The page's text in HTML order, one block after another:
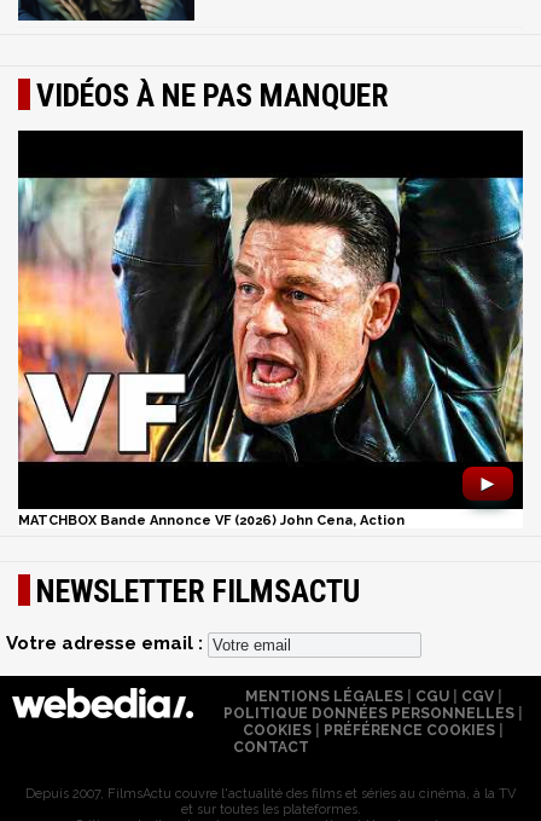
VIDÉOS À NE PAS MANQUER
►
MATCHBOX Bande Annonce VF (2026) John Cena, Action
NEWSLETTER FILMSACTU
Votre adresse email :
MENTIONS LÉGALES| CGU| CGV|
POLITIQUE DONNÉES PERSONNELLES
COOKIES
PRÉFÉRENCE COOKIES
CONTACT
Depuis 2007, FilmsActu couvre l'actualité des films et séries au cinéma, à la TV
et sur toutes les plateformes.